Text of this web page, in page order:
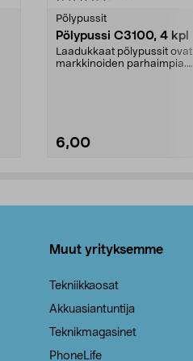
Pölypussit
Pölypussi C3100, 4 kpl
Laadukkaat pölypussit ovat
markkinoiden parhaimpia.
6,00
Muut yrityksemme
Tekniikkaosat
Akkuasiantuntija
Teknikmagasinet
PhoneLife